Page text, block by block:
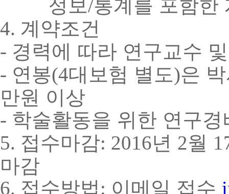
정보/통계를 포함한
4. 계약조건
- 경력에 따라 연구교수
- 연봉(4대보험 별도)은
만원 이상
- 학술활동을 위한 연구
5. 접수마감: 2016년 2월
마감
6. 접수방법 : 이메일 접수